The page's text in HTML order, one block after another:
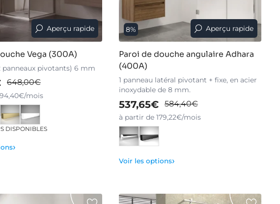
Aperçu rapide
Vega (300A)
panneaux pivotants) 6 mm
648,00€
mois
DISPONIBLES
›
8% Aperçu rapide
Paroi de douche angulaire Adhara
(400A)
1 panneau latéral pivotant + fixe, en acier
inoxydable de 8 mm.
537,65€ 584,40€
à partir de 179,22€/mois
Voir les options›